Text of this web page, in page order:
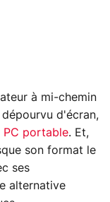
à mi-chemin
d'écran,
PC portable. Et,
son format le
ses
alternative